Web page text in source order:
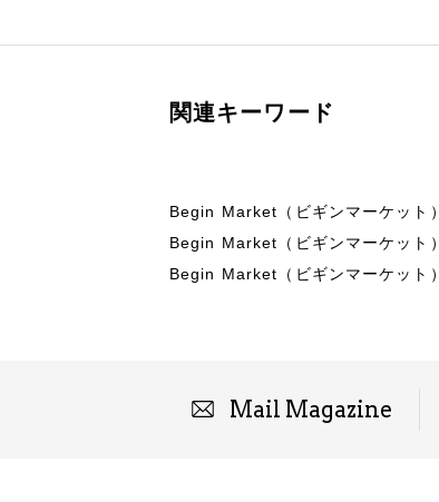
関連キーワード
Begin Market（ビギンマーケット）
Begin Market（ビギンマーケット）
Begin Market（ビギンマーケット）
Mail Magazine